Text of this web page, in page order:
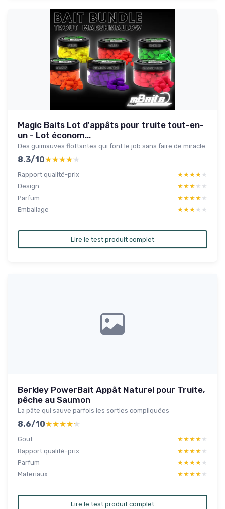
Magic Baits Lot d'appâts pour truite tout-en-
un - Lot économ...
Des guimauves flottantes qui font le job sans faire de miracle
8.3/10★★★★★
★★★★★
Rapport qualité-prix ★★★★★
★★★★★
Design
★★★★★
★★★★★
Parfum
★★★★★
★★★★★
Emballage
★★★★★
★★★★★
Lire le test produit complet
Berkley PowerBait Appât Naturel pour Truite,
pêche au Saumon
La pâte qui sauve parfois les sorties compliquées
8.6/10★★★★★
★★★★★
Gout ★★★★★
★★★★★
Rapport qualité-prix
★★★★★
★★★★★
Parfum
★★★★★
★★★★★
Materiaux
★★★★★
★★★★★
Lire le test produit complet